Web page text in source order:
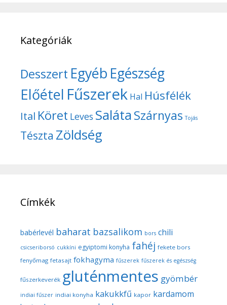
Kategóriák
Desszert Egyéb Egészség
Előétel Fűszerek Hal Húsfélék
Ital Köret Leves SalátaSzárnyas Tojás
Tészta Zöldség
Címkék
babérlevél baharat bazsalikom bors chili
csicseriborsó cukkíni egyiptomi konyha fahéj fekete bors
fenyőmag fetasajt fokhagyma fűszerek fűszerek és egészség
fűszerkeverék gluténmentes gyömbér
indiai fűszer indiai konyha kakukkfű kapor kardamom